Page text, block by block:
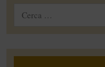
Ricerca